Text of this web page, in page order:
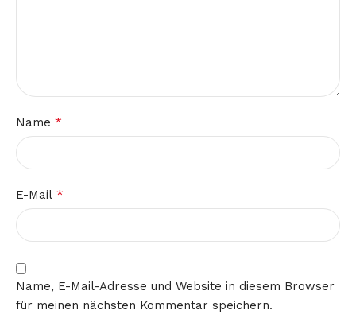
Name *
E-Mail *
Name, E-Mail-Adresse und Website in diesem Browser
für meinen nächsten Kommentar speichern.